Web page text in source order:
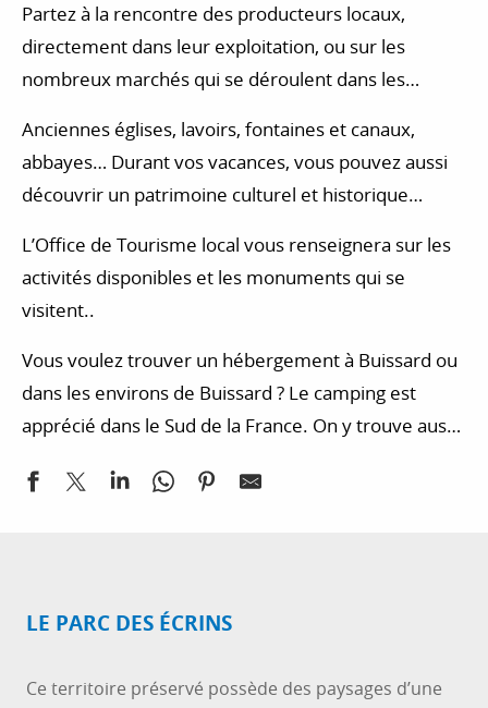
Partez à la rencontre des producteurs locaux,
directement dans leur exploitation, ou sur les
nombreux marchés qui se déroulent dans les
Anciennes églises, lavoirs, fontaines et canaux,
abbayes… Durant vos vacances, vous pouvez aussi
découvrir un patrimoine culturel et historique
L’Office de Tourisme local vous renseignera sur les
activités disponibles et les monuments qui se
visitent..
Vous voulez trouver un hébergement à Buissard ou
dans les environs de Buissard ? Le camping est
apprécié dans le Sud de la France. On y trouve aussi
Découvrez une sélection d’hébergements.
LE PARC DES ÉCRINS
Ce territoire préservé possède des paysages d’une